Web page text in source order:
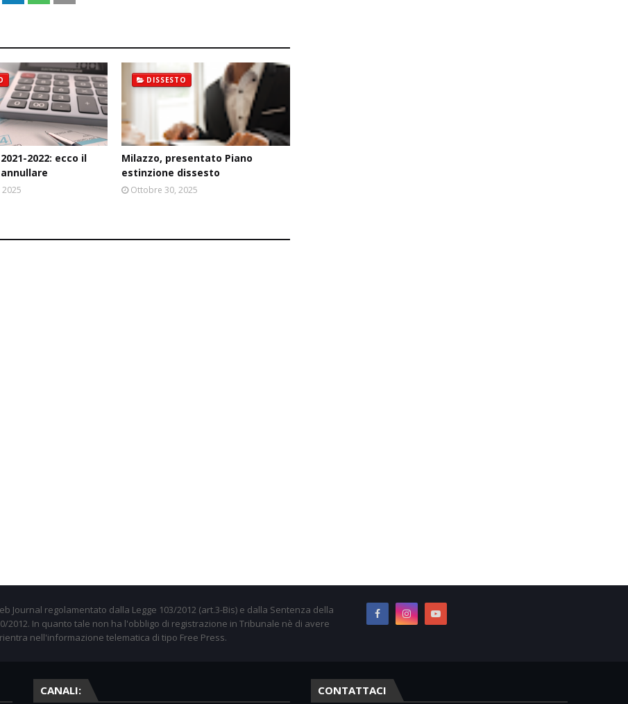
2022: ecco il
DISSESTO
Milazzo, presentato Piano
estinzione dissesto
Ottobre 30, 2025
Journal regolamentato dalla Legge 103/2012 (art.3-Bis) e dalla Sentenza della
2012. In quanto tale non ha l'obbligo di registrazione in Tribunale nè di avere
nell'informazione telematica di tipo Free Press.
CANALI: CONTATTACI